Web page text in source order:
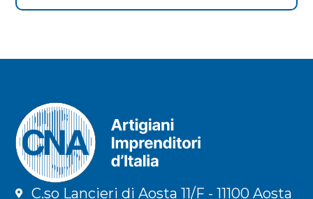
C.so Lancieri di Aosta 11/F - 11100 Aosta